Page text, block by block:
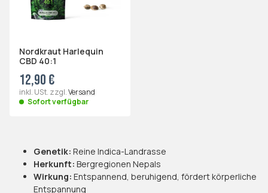
Nordkraut Harlequin
CBD 40:1
12,90 €
inkl. USt. zzgl.Versand
Sofort verfügbar
Genetik: Reine Indica-Landrasse
Herkunft: Bergregionen Nepals
Wirkung: Entspannend, beruhigend, fördert körperliche
Entspannung